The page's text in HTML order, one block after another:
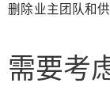
删除业主团队和
需要考